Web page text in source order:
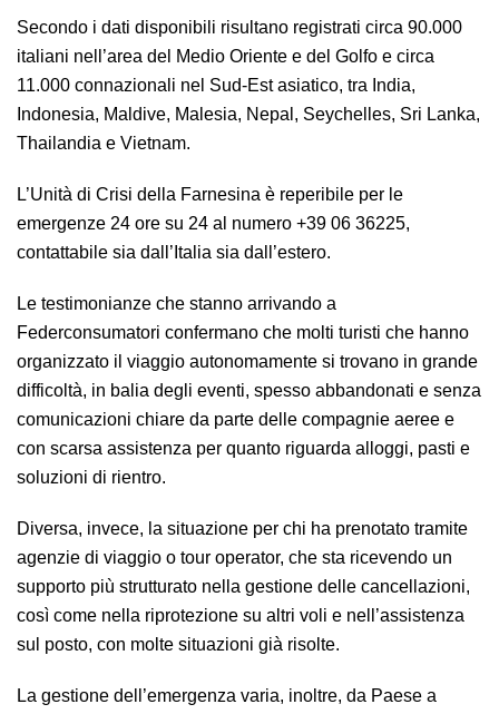
Secondo i dati disponibili risultano registrati circa 90.000
italiani nell’area del Medio Oriente e del Golfo e circa
11.000 connazionali nel Sud-Est asiatico, tra India,
Indonesia, Maldive, Malesia, Nepal, Seychelles, Sri Lanka,
Thailandia e Vietnam.
L’Unità di Crisi della Farnesina è reperibile per le
emergenze 24 ore su 24 al numero +39 06 36225,
contattabile sia dall’Italia sia dall’estero.
Le testimonianze che stanno arrivando a
Federconsumatori confermano che molti turisti che hanno
organizzato il viaggio autonomamente si trovano in grande
difficoltà, in balia degli eventi, spesso abbandonati e senza
comunicazioni chiare da parte delle compagnie aeree e
con scarsa assistenza per quanto riguarda alloggi, pasti e
soluzioni di rientro.
Diversa, invece, la situazione per chi ha prenotato tramite
agenzie di viaggio o tour operator, che sta ricevendo un
supporto più strutturato nella gestione delle cancellazioni,
così come nella riprotezione su altri voli e nell’assistenza
sul posto, con molte situazioni già risolte.
La gestione dell’emergenza varia, inoltre, da Paese a